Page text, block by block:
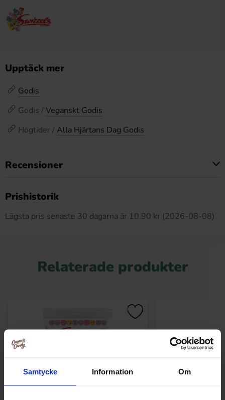
Samtycke Information Om
Upptäck mer
Godis
Godis / Veganskt Godis
Högtider / Alla Hjärtans Dag Godis
Recensioner
Prishistorik
Lägsta pris senaste 30 dagarna är 10.90 kr (2026-08-08)
Relaterade produkter